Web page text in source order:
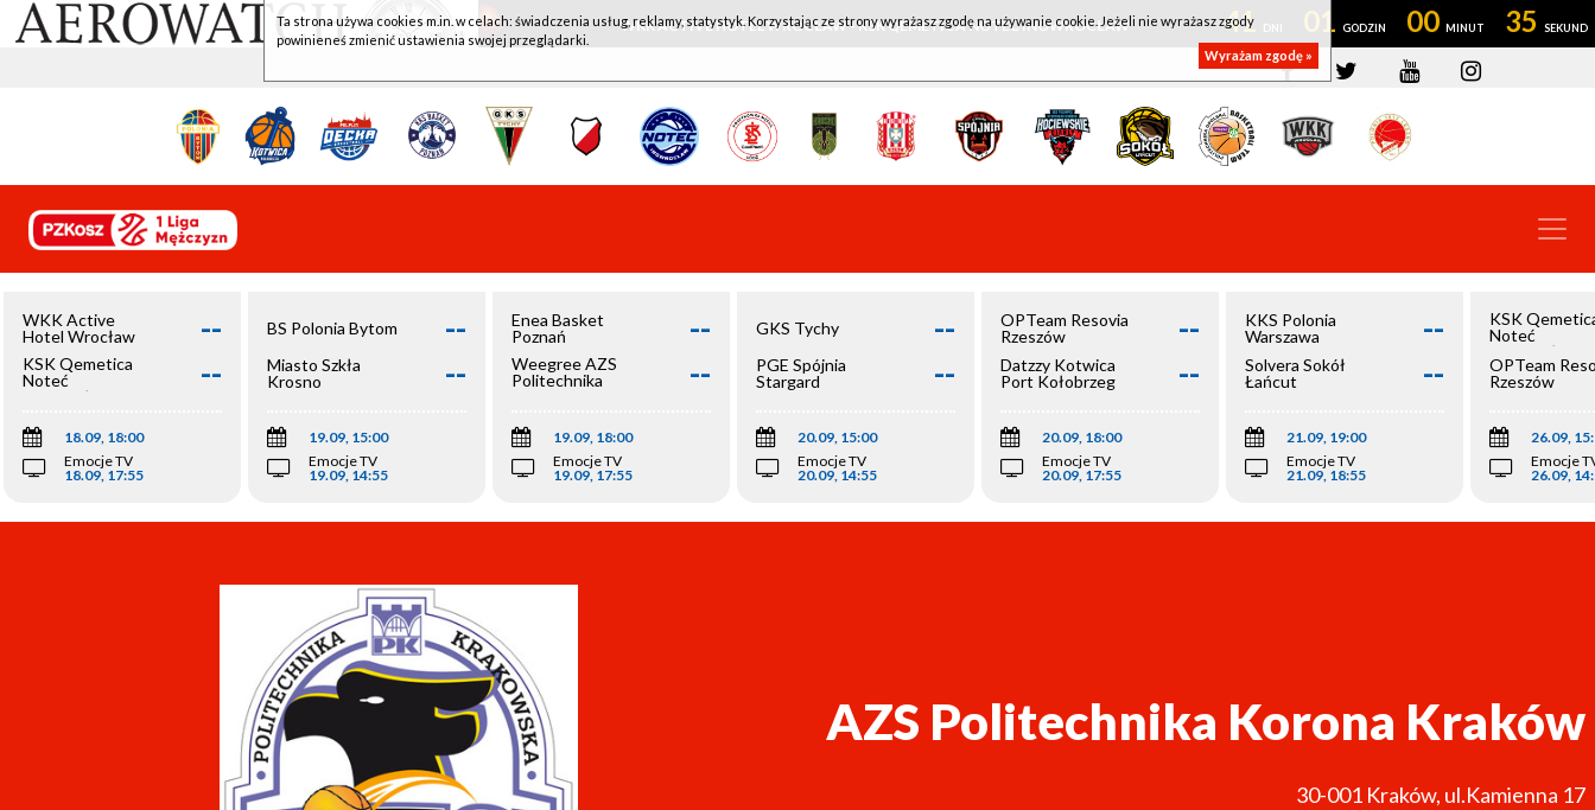
WKK ACTIVE HOTEL WROCŁAW - KSK QEMETICA NOTEĆ INOWROCŁAW 41 01 00 35
WKK Active
Hotel Wrocław
--
KSK Qemetica
Noteć
Inowrocław
--
18.09, 18:00
Emocje TV
18.09, 17:55
BS Polonia Bytom --
Miasto Szkła
Krosno
--
19.09, 15:00
Emocje TV
19.09, 14:55
Enea Basket
Poznań
--
Weegree AZS
Politechnika
--
19.09, 18:00
Emocje TV
19.09, 17:55
GKS Tychy --
PGE Spójnia
Stargard
--
20.09, 15:00
Emocje TV
20.09, 14:55
OPTeam Resovia
Rzeszów
--
Datzzy Kotwica
Port Kołobrzeg
--
20.09, 18:00
Emocje TV
20.09, 17:55
KKS Polonia
Warszawa
--
Solvera Sokół
Łańcut
--
21.09, 19:00
Emocje TV
21.09, 18:55
KSK
Noteć
Inowrocław
OPTeam
Rzeszów
26.09,
Emocje
26.09,
AZS Politechnika Korona Kraków
30-001 Kraków, ul.Kamienna 17
Ta strona używa cookies m.in. w celach: świadczenia usług, reklamy, statystyk. Korzystając ze strony wyrażasz zgodę na używanie cookie. Jeżeli nie wyrażasz zgody
powinieneś zmienić ustawienia swojej przeglądarki.
Wyrażam zgodę »